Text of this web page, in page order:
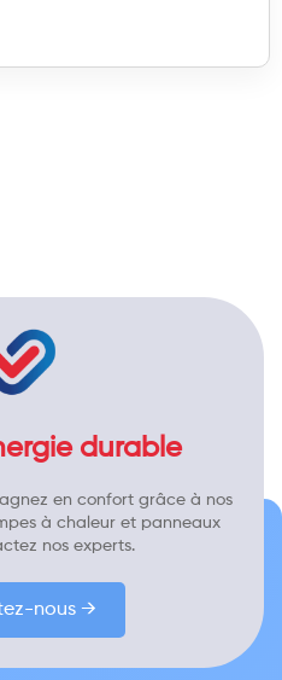
durable
en confort grâce à nos
à chaleur et panneaux
nos experts.
nous →